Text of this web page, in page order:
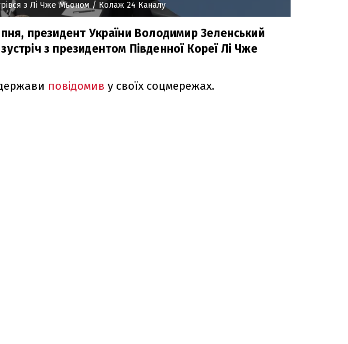
з Лі Чже Мьоном / Колаж 24 Каналу
президент України Володимир Зеленський
з президентом Південної Кореї Лі Чже
повідомив у своїх соцмережах.